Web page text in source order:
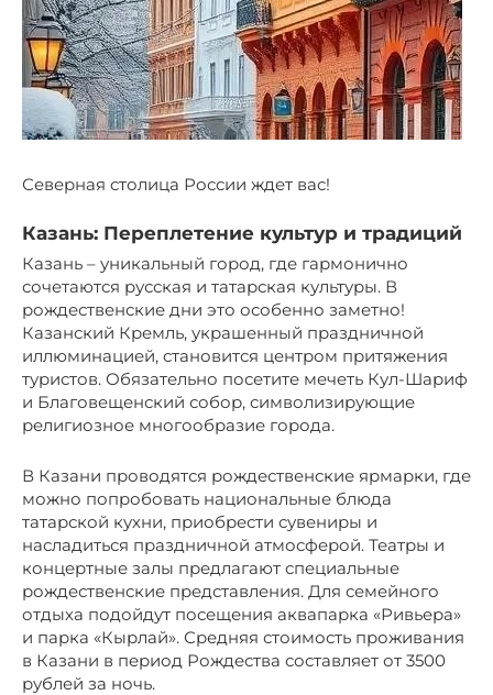
Северная столица России ждет вас!
Казань: Переплетение культур и традиций
Казань – уникальный город, где гармонично
сочетаются русская и татарская культуры. В
рождественские дни это особенно заметно!
Казанский Кремль, украшенный праздничной
иллюминацией, становится центром притяжения
туристов. Обязательно посетите мечеть Кул-Шариф
и Благовещенский собор, символизирующие
религиозное многообразие города.
В Казани проводятся рождественские ярмарки, где
можно попробовать национальные блюда
татарской кухни, приобрести сувениры и
насладиться праздничной атмосферой. Театры и
концертные залы предлагают специальные
рождественские представления. Для семейного
отдыха подойдут посещения аквапарка «Ривьера»
и парка «Кырлай». Средняя стоимость проживания
в Казани в период Рождества составляет от 3500
рублей за ночь.